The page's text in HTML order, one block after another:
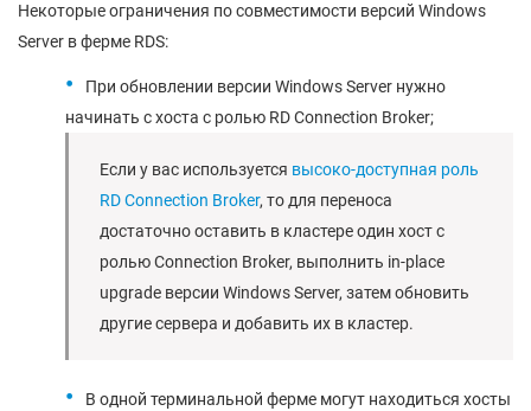
Некоторые ограничения по совместимости версий Windows
Server в ферме RDS:
При обновлении версии Windows Server нужно
начинать с хоста с ролью RD Connection Broker;
Если у вас используется высоко-доступная роль
RD Connection Broker, то для переноса
достаточно оставить в кластере один хост с
ролью Connection Broker, выполнить in-place
upgrade версии Windows Server, затем обновить
другие сервера и добавить их в кластер.
В одной терминальной ферме могут находиться хосты